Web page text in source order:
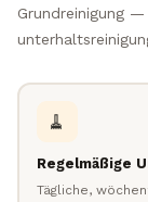
Grundreinigung
🧹
Regelmäßige
Tägliche,